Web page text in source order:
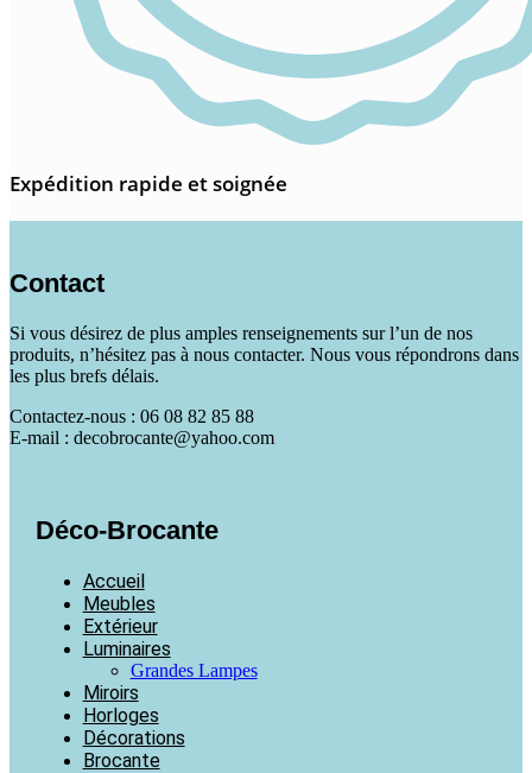
Expédition rapide et soignée
Contact
Si vous désirez de plus amples renseignements sur l’un de nos
produits, n’hésitez pas à nous contacter. Nous vous répondrons dans
les plus brefs délais.
Contactez-nous : 06 08 82 85 88
E-mail : decobrocante@yahoo.com
Déco-Brocante
Accueil
Meubles
Extérieur
Luminaires
Grandes Lampes
Miroirs
Horloges
Décorations
Brocante